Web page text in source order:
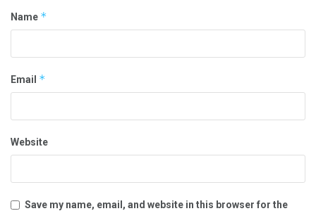
Name *
Email *
Website
Save my name, email, and website in this browser for the